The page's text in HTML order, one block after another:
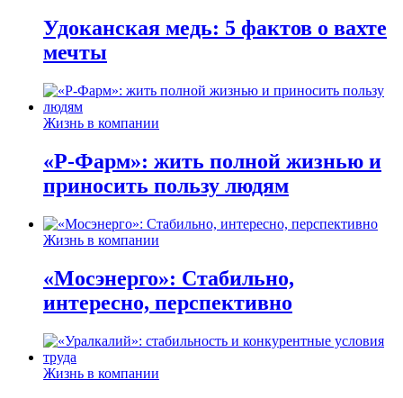
Удоканская медь: 5 фактов о вахте
мечты
Жизнь в компании
«Р-Фарм»: жить полной жизнью и
приносить пользу людям
Жизнь в компании
«Мосэнерго»: Стабильно,
интересно, перспективно
Жизнь в компании